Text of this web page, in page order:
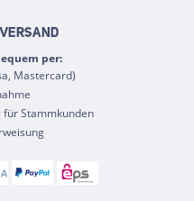
per:
Mastercard)
für Stammkunden